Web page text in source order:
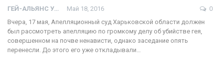
ГЕЙ-АЛЬЯНС УКРАИНА Май 18, 2016
0
Вчера, 17 мая, Апелляционный суд Харьковской области должен
был рассмотреть апелляцию по громкому делу об убийстве гея,
совершенном на почве ненависти, однако заседание опять
перенесли. До этого его уже откладывали…